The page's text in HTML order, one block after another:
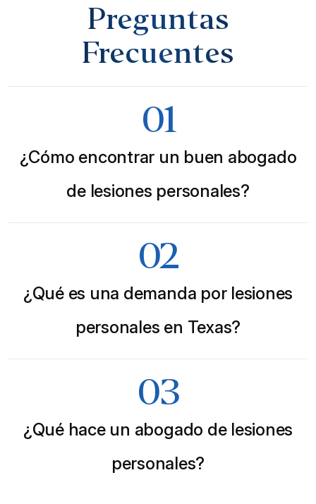
Preguntas
Frecuentes
01
¿Cómo encontrar un buen abogado
de lesiones personales?
02
¿Qué es una demanda por lesiones
personales en Texas?
03
¿Qué hace un abogado de lesiones
personales?